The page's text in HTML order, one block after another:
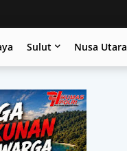
Sulut Nusa Utara